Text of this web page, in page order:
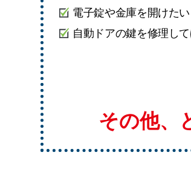
電子錠や金庫を開けたい
自動ドアの鍵を修理し
その他、